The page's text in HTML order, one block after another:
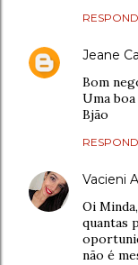
Jeane
Bom
Uma
Bjão
Vacieni
Oi Minda,
quantas
não é